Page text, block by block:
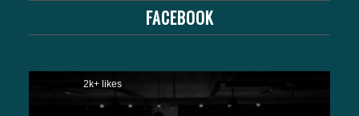
FACEBOOK
2k+ likes